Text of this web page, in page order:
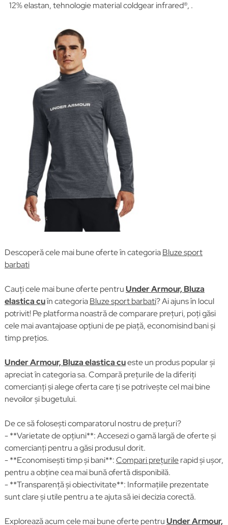
12% elastan, tehnologie material coldgear infrared®, .
Descoperă cele mai bune oferte în categoriaBluze sport
barbati
Cauți cele mai bune oferte pentruUnder Armour, Bluza
elastica cuîn categoriaBluze sport barbati? Ai ajuns în locul
potrivit! Pe platforma noastră de comparare prețuri, poți găsi
cele mai avantajoase opțiuni de pe piață, economisind bani și
timp prețios.
Under Armour, Bluza elastica cueste un produs popular și
apreciat în categoria sa. Compară prețurile de la diferiți
comercianți și alege oferta care ți se potrivește cel mai bine
nevoilor și bugetului.
De ce să folosești comparatorul nostru de prețuri?
- **Varietate de opțiuni**: Accesezi o gamă largă de oferte și
comercianți pentru a găsi produsul dorit.
- **Economisești timp și bani**:Compari prețurilerapid și ușor,
pentru a obține cea mai bună ofertă disponibilă.
- **Transparență și obiectivitate**: Informațiile prezentate
sunt clare și utile pentru a te ajuta să iei decizia corectă.
Explorează acum cele mai bune oferte pentruUnder Armour,